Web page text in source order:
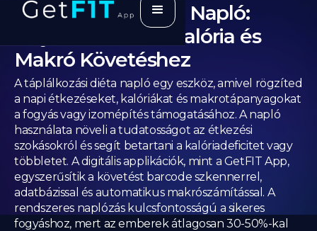
Táplálkozási Diéta Napló:
Teljes Útmutató Kalória és
Makró Követéshez
A táplálkozási diéta napló egy eszköz, amivel rögzíted
a napi étkezéseket, kalóriákat és makrotápanyagokat
a fogyás vagy izomépítés támogatásához. A napló
használata növeli a tudatosságot az étkezési
szokásokról és segít betartani a kalóriadeficitet vagy
többletet. A digitális applikációk, mint a GetFIT App,
egyszerűsítik a követést barcode szkennerrel,
adatbázissal és automatikus makrószámítással. A
rendszeres naplózás kulcsfontosságú a sikeres
fogyáshoz, mert az emberek átlagosan 30-50%-kal